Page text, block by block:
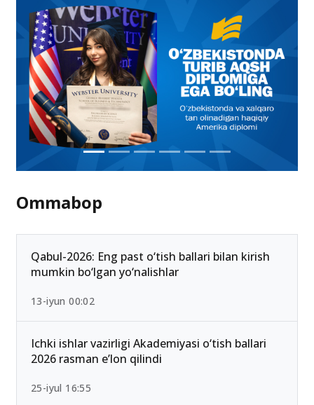
27-iyun 12:47
Ommabop
Qabul-2026: Eng past o‘tish ballari bilan kirish
mumkin bo‘lgan yo‘nalishlar
13-iyun 00:02
Ichki ishlar vazirligi Akademiyasi o‘tish ballari